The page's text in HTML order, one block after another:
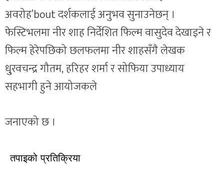
अवरोह’bout दर्शकलाई अनुभव सुनाउनेछन् ।
फेस्टिभलमा नीर शाह निर्देशित फिल्म वासुदेव देखाइने र
फिल्म हेरेपछिको छलफलमा नीर शाहसँगै लेखक
धु्रवचन्द्र गौतम, हरिहर शर्मा र सोफिया उपाध्याय
सहभागी हुने आयोजकले
जनाएको छ ।
तपाइको प्रतिक्रिया